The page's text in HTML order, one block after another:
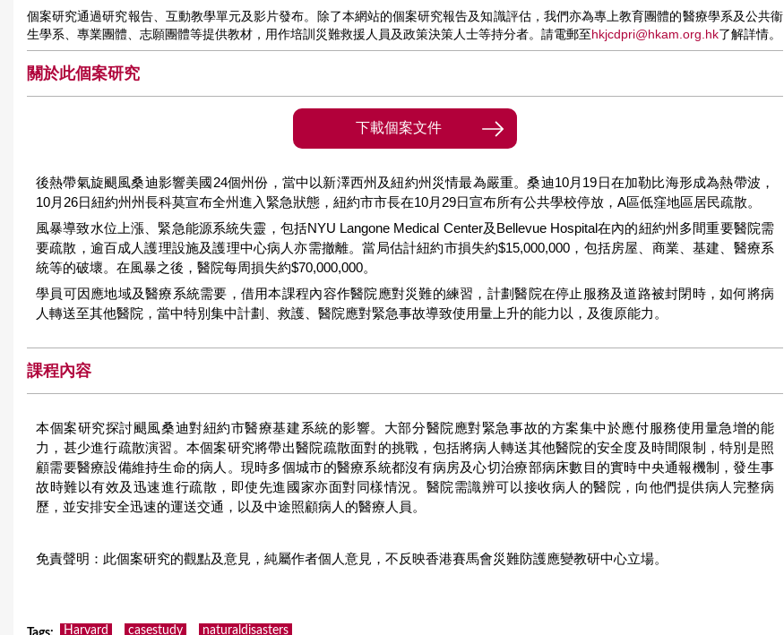
個案研究通過研究報告、互動教學單元及影片發布。除了本網站的個案研究報告及知識評估，我們亦為專上教育團體的醫療學系及公共衞
生學系、專業團體、志願團體等提供教材，用作培訓災難救援人員及政策決策人士等持分者。請電郵至 hkjcdpri@hkam.org.hk了解詳情。
關於此個案研究
下載個案文件
後熱帶氣旋颶風桑迪影響美國24個州份，當中以新澤西州及紐約州災情最為嚴重。桑迪10月19日在加勒比海形成為熱帶波，
10月26日紐約州州長科莫宣布全州進入緊急狀態，紐約市市長在10月29日宣布所有公共學校停放，A區低窪地區居民疏散。
風暴導致水位上漲、緊急能源系統失靈，包括NYU Langone Medical Center及Bellevue Hospital在內的紐約州多間重要醫院需
要疏散，逾百成人護理設施及護理中心病人亦需撤離。當局估計紐約市損失約$15,000,000，包括房屋、商業、基建、醫療系
統等的破壞。在風暴之後，醫院每周損失約$70,000,000。
學員可因應地域及醫療系統需要，借用本課程內容作醫院應對災難的練習，計劃醫院在停止服務及道路被封閉時，如何將病
人轉送至其他醫院，當中特別集中計劃、救護、醫院應對緊急事故導致使用量上升的能力以，及復原能力。
課程內容
本個案研究探討颶風桑迪對紐約市醫療基建系統的影響。大部分醫院應對緊急事故的方案集中於應付服務使用量急增的能
力，甚少進行疏散演習。本個案研究將帶出醫院疏散面對的挑戰，包括將病人轉送其他醫院的安全度及時間限制，特別是照
顧需要醫療設備維持生命的病人。現時多個城市的醫療系統都沒有病房及心切治療部病床數目的實時中央通報機制，發生事
故時難以有效及迅速進行疏散，即使先進國家亦面對同樣情況。醫院需識辨可以接收病人的醫院，向他們提供病人完整病
歷，並安排安全迅速的運送交通，以及中途照顧病人的醫療人員。
免責聲明：此個案研究的觀點及意見，純屬作者個人意見，不反映香港賽馬會災難防護應變教研中心立場。
Harvard casestudy naturaldisasters